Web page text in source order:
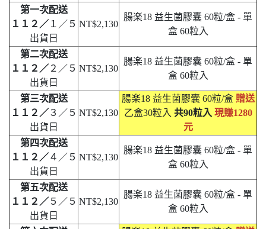
第一次配送
１１２／ １／５
出貨日
NT$2,130
腸楽18 益生菌膠囊 60粒/盒 - 單
盒 60粒入
第二次配送
１１２／ ２／５
出貨日
NT$2,130
腸楽18 益生菌膠囊 60粒/盒 - 單
盒 60粒入
第三次配送
１１２／ ３／５
出貨日
NT$2,130
腸楽18 益生菌膠囊 60粒/盒 贈送
乙盒30粒入 共90粒入 現賺1280
元
第四次配送
１１２／ ４／５
出貨日
NT$2,130
腸楽18 益生菌膠囊 60粒/盒 - 單
盒 60粒入
第五次配送
１１２／ ５／５
出貨日
NT$2,130
腸楽18 益生菌膠囊 60粒/盒 - 單
盒 60粒入